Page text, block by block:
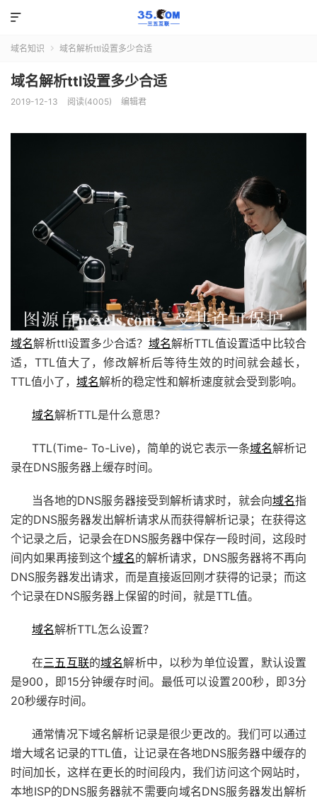

域名知识  域名解析ttl设置多少合适
域名解析ttl设置多少合适
2019-12-13 阅读(4005) 编辑君
域名解析ttl设置多少合适？ 域名解析TTL值设置适中比较合
适，TTL值大了，修改解析后等待生效的时间就会越长，
TTL值小了， 域名解析的稳定性和解析速度就会受到影响。
域名解析TTL是什么意思？
TTL(Time- To-Live)，简单的说它表示一条域名解析记
录在DNS服务器上缓存时间。
当各地的DNS服务器接受到解析请求时，就会向域名指
定的DNS服务器发出解析请求从而获得解析记录；在获得这
个记录之后，记录会在DNS服务器中保存一段时间，这段时
间内如果再接到这个域名的解析请求，DNS服务器将不再向
DNS服务器发出请求，而是直接返回刚才获得的记录；而这
个记录在DNS服务器上保留的时间，就是TTL值。
域名解析TTL怎么设置？
在三五互联的域名解析中，以秒为单位设置，默认设置
是900，即15分钟缓存时间。最低可以设置200秒，即3分
20秒缓存时间。
通常情况下域名解析记录是很少更改的。我们可以通过
增大域名记录的TTL值，让记录在各地DNS服务器中缓存的
时间加长，这样在更长的时间段内，我们访问这个网站时，
本地ISP的DNS服务器就不需要向域名DNS服务器发出解析